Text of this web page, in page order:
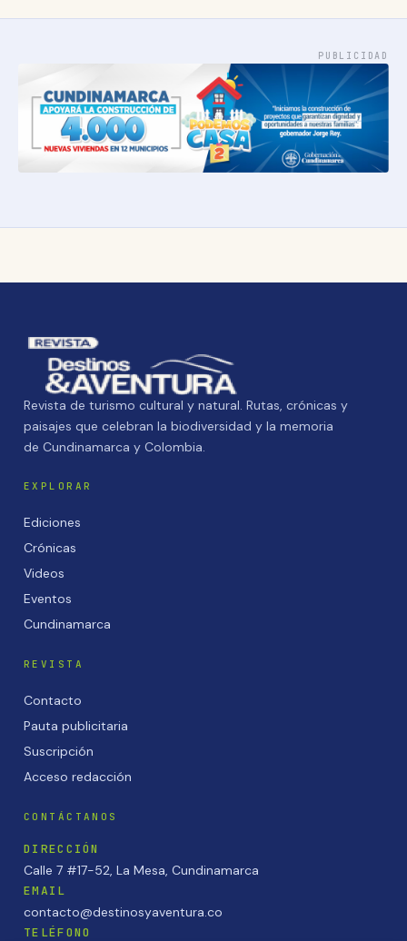
PUBLICIDAD
Revista de turismo cultural y natural. Rutas, crónicas y
paisajes que celebran la biodiversidad y la memoria
de Cundinamarca y Colombia.
EXPLORAR
Ediciones
Crónicas
Videos
Eventos
Cundinamarca
REVISTA
Contacto
Pauta publicitaria
Suscripción
Acceso redacción
CONTÁCTANOS
DIRECCIÓN
Calle 7 #17-52, La Mesa, Cundinamarca
EMAIL
contacto@destinosyaventura.co
TELÉFONO